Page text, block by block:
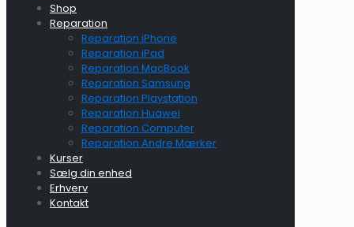
Shop
Reparation
Reparation iPhone
Reparation iPad
Reparation MacBook
Reparation Samsung
Reparation Playstation
Reparation Huawei
Reparation Computer
Reparation Andre Mærker
Kurser
Sælg din enhed
Erhverv
Kontakt